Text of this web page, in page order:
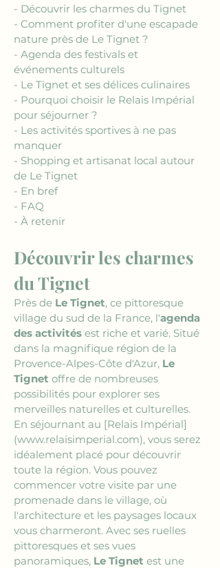
- Découvrir les charmes du Tignet
- Comment profiter d'une escapade
nature près de Le Tignet ?
- Agenda des festivals et
événements culturels
- Le Tignet et ses délices culinaires
- Pourquoi choisir le Relais Impérial
pour séjourner ?
- Les activités sportives à ne pas
manquer
- Shopping et artisanat local autour
de Le Tignet
- En bref
- FAQ
- À retenir
Découvrir les charmes
du Tignet
Près de Le Tignet, ce pittoresque
village du sud de la France, l'agenda
des activités est riche et varié. Situé
dans la magnifique région de la
Provence-Alpes-Côte d'Azur, Le
Tignet offre de nombreuses
possibilités pour explorer ses
merveilles naturelles et culturelles.
En séjournant au [Relais Impérial]
(www.relaisimperial.com), vous serez
idéalement placé pour découvrir
toute la région. Vous pouvez
commencer votre visite par une
promenade dans le village, où
l'architecture et les paysages locaux
vous charmeront. Avec ses ruelles
pittoresques et ses vues
panoramiques, Le Tignet est une